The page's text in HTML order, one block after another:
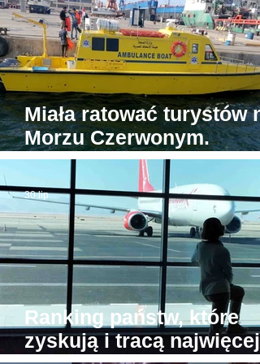
Miała ratować turystów
Morzu Czerwonym.
Tymczasem jedyna
egipska karetka wodna...
stoi w porcie
Ranking państw, które
zyskują i tracą najwięcej
30 lip